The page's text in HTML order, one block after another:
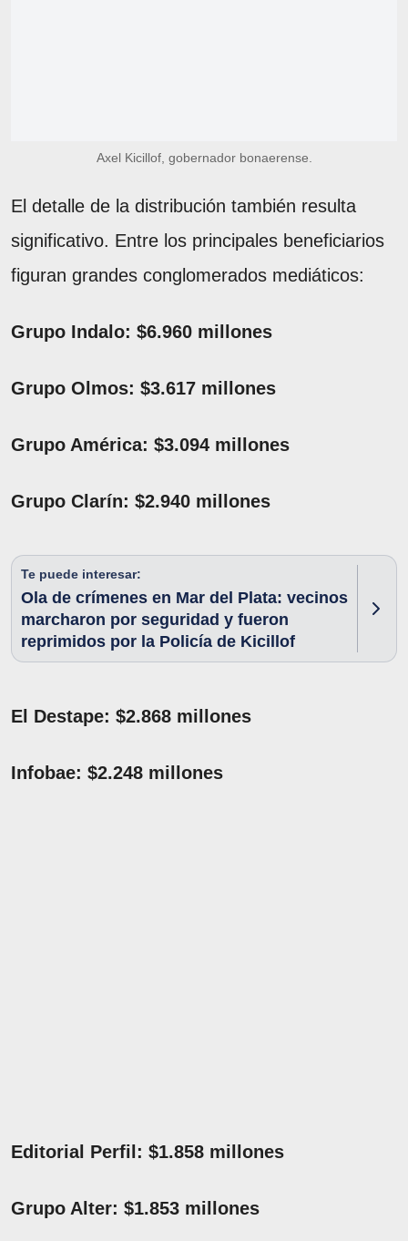
Axel Kicillof, gobernador bonaerense.
El detalle de la distribución también resulta
significativo. Entre los principales beneficiarios
figuran grandes conglomerados mediáticos:
Grupo Indalo: $6.960 millones
Grupo Olmos: $3.617 millones
Grupo América: $3.094 millones
Grupo Clarín: $2.940 millones
Te puede interesar:
Ola de crímenes en Mar del Plata: vecinos
marcharon por seguridad y fueron
reprimidos por la Policía de Kicillof
El Destape: $2.868 millones
Infobae: $2.248 millones
Editorial Perfil: $1.858 millones
Grupo Alter: $1.853 millones